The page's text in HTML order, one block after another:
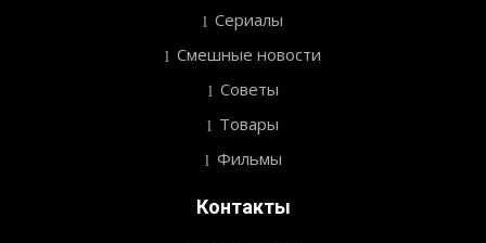
Сериалы
Смешные новости
Советы
Товары
Фильмы
Контакты